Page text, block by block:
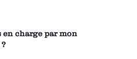
en charge par mon